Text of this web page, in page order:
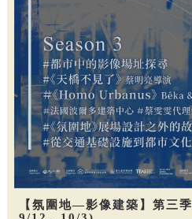
【氛圍地—影像建築】第三